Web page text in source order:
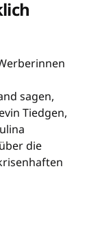
sagen,
Tiedgen,
die